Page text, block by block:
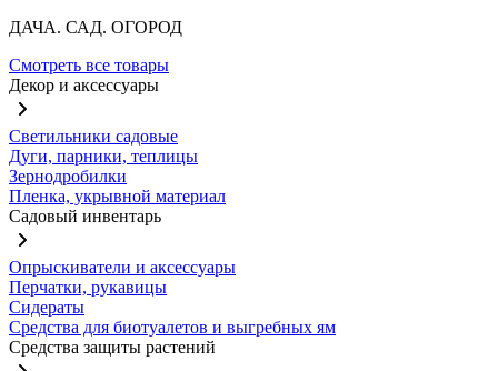
ДАЧА. САД. ОГОРОД
Смотреть все товары
Декор и аксессуары
Светильники садовые
Дуги, парники, теплицы
Зернодробилки
Пленка, укрывной материал
Садовый инвентарь
Опрыскиватели и аксессуары
Перчатки, рукавицы
Сидераты
Средства для биотуалетов и выгребных ям
Средства защиты растений